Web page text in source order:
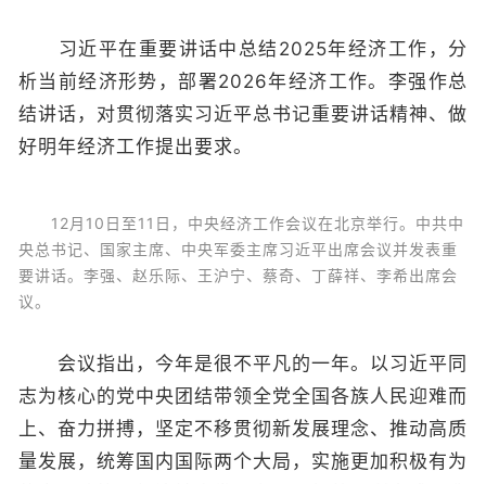
习近平在重要讲话中总结2025年经济工作，分
析当前经济形势，部署2026年经济工作。李强作总
结讲话，对贯彻落实习近平总书记重要讲话精神、做
好明年经济工作提出要求。
12月10日至11日，中央经济工作会议在北京举行。中共中
央总书记、国家主席、中央军委主席习近平出席会议并发表重
要讲话。李强、赵乐际、王沪宁、蔡奇、丁薛祥、李希出席会
议。
会议指出，今年是很不平凡的一年。以习近平同
志为核心的党中央团结带领全党全国各族人民迎难而
上、奋力拼搏，坚定不移贯彻新发展理念、推动高质
量发展，统筹国内国际两个大局，实施更加积极有为